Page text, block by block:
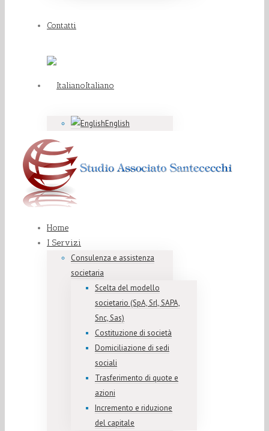
Contatti
Italiano
English
Home
I Servizi
Consulenza e assistenza
societaria
Scelta del modello
societario (SpA, Srl, SAPA,
Snc, Sas)
Costituzione di società
Domiciliazione di sedi
sociali
Trasferimento di quote e
azioni
Incremento e riduzione
del capitale